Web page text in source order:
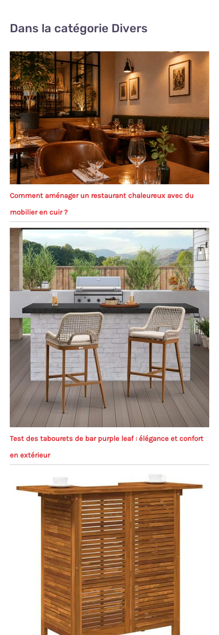
Dans la catégorie Divers
Comment aménager un restaurant chaleureux avec du
mobilier en cuir ?
Test des tabourets de bar purple leaf : élégance et confort
en extérieur